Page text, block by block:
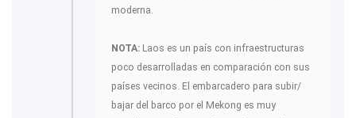
moderna.
NOTA: Laos es un país con infraestructuras
poco desarrolladas en comparación con sus
países vecinos. El embarcadero para subir/
bajar del barco por el Mekong es muy